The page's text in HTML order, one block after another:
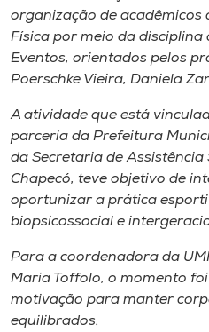
organização de acadêmicos
Física por meio da disciplina
Eventos, orientados pelos
Poerschke Vieira, Daniela
A atividade que está
parceria da Prefeitura
da Secretaria de Assistência
Chapecó, teve objetivo de
oportunizar a prática
biopsicossocial e
Para a coordenadora da
Maria Toffolo, o momento
motivação para manter
equilibrados.